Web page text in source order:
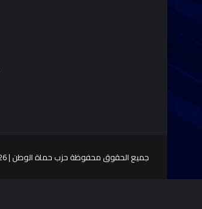
جميع الحقوق محفوظة حزب حماة الوطن | 2026